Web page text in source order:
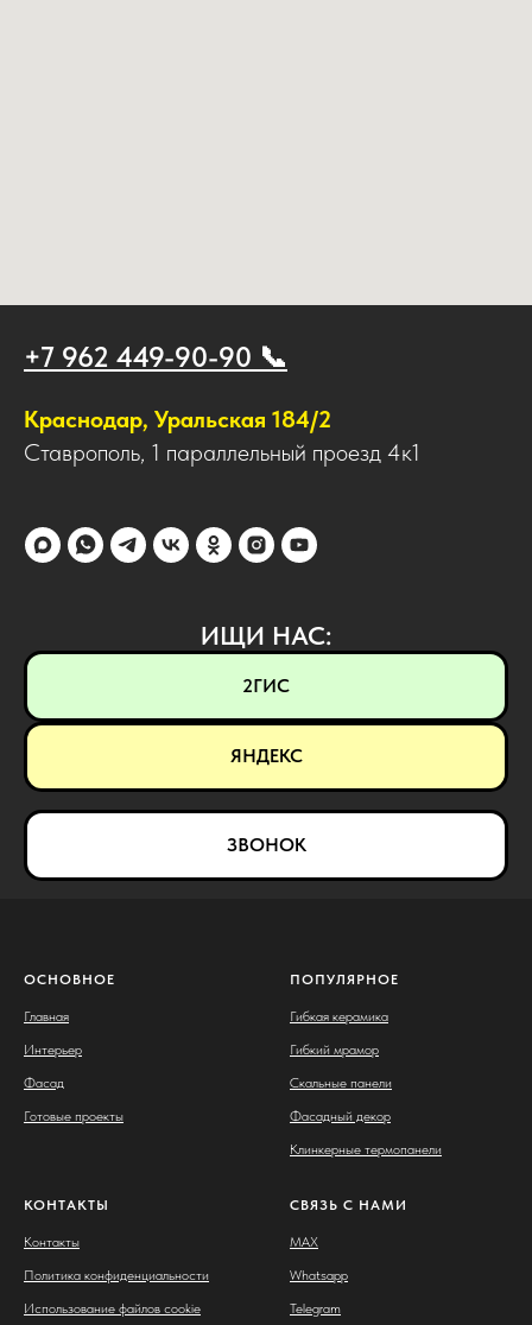
+7 962 449-90-90 📞
Краснодар, Уральская 184/2
Ставрополь, 1 параллельный проезд 4к1
ИЩИ НАС:
2ГИС
ЯНДЕКС
ЗВОНОК
ОСНОВНОЕ
Главная
Интерьер
Фасад
Готовые проекты
ПОПУЛЯРНОЕ
Гибкая керамика
Гибкий мрамор
Скальные панели
Фасадный декор
Клинкерные термопанели
КОНТАКТЫ
Контакты
Политика конфиденциальности
Использование файлов cookie
СВЯЗЬ С НАМИ
MAX
Whatsapp
Telegram